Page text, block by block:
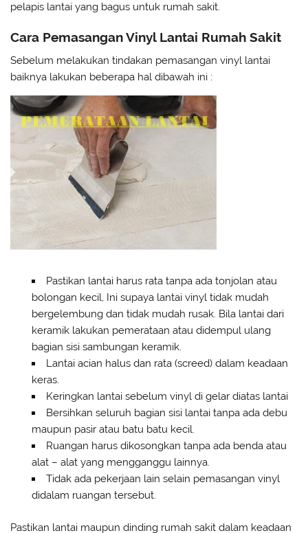
pelapis lantai yang bagus untuk rumah sakit.
Cara Pemasangan Vinyl Lantai Rumah Sakit
Sebelum melakukan tindakan pemasangan vinyl lantai
baiknya lakukan beberapa hal dibawah ini :
Pastikan lantai harus rata tanpa ada tonjolan atau
bolongan kecil, Ini supaya lantai vinyl tidak mudah
bergelembung dan tidak mudah rusak. Bila lantai dari
keramik lakukan pemerataan atau didempul ulang
bagian sisi sambungan keramik.
Lantai acian halus dan rata (screed) dalam keadaan
keras.
Keringkan lantai sebelum vinyl di gelar diatas lantai
Bersihkan seluruh bagian sisi lantai tanpa ada debu
maupun pasir atau batu batu kecil.
Ruangan harus dikosongkan tanpa ada benda atau
alat – alat yang mengganggu lainnya.
Tidak ada pekerjaan lain selain pemasangan vinyl
didalam ruangan tersebut.
Pastikan lantai maupun dinding rumah sakit dalam keadaan